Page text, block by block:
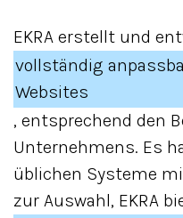
EKRA erstellt und
vollständig
Websites
, entsprechend den
Unternehmens. Es
üblichen Systeme
zur Auswahl, EKRA